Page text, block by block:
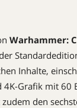
Warhammer:
Inhalte,
4K-Grafik mit 60
den